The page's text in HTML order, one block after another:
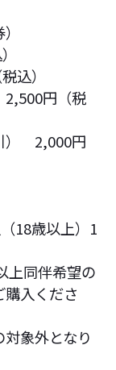
込）
円（税
） 2,000円
18歳以上）1
上同伴希望の
入くださ
象外となり